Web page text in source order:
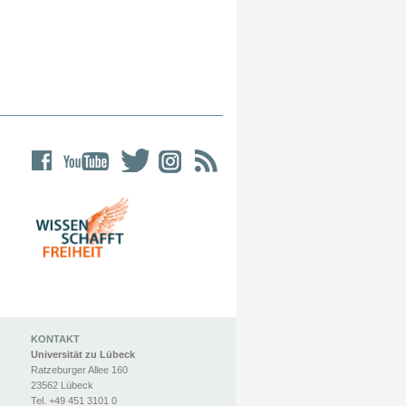
KONTAKT
Universität zu Lübeck
Ratzeburger Allee 160
23562 Lübeck
Tel. +49 451 3101 0